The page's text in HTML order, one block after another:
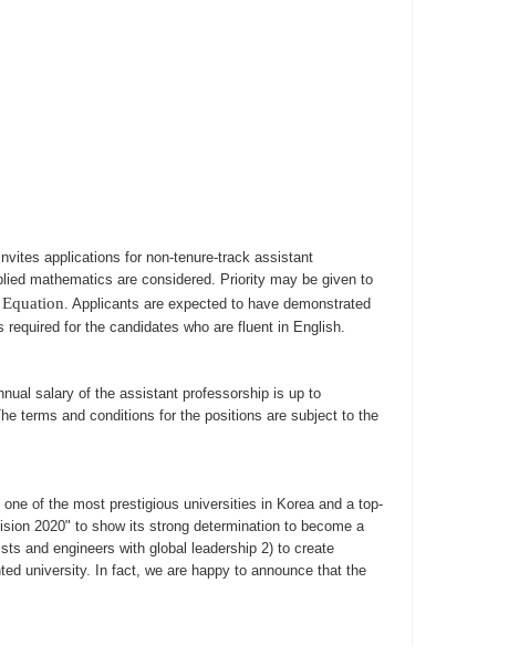
applications for non-tenure-track assistant
mathematics are considered. Priority may be given to
. Applicants are expected to have demonstrated
for the candidates who are fluent in English.
salary of the assistant professorship is up to
terms and conditions for the positions are subject to the
of the most prestigious universities in Korea and a top-
2020" to show its strong determination to become a
and engineers with global leadership 2) to create
university. In fact, we are happy to announce that the